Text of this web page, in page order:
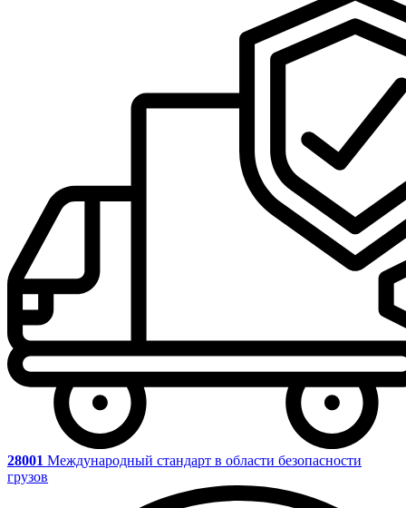
28001 Международный стандарт в области безопасности
грузов